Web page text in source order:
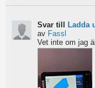
Svar till Ladda
av Fassl